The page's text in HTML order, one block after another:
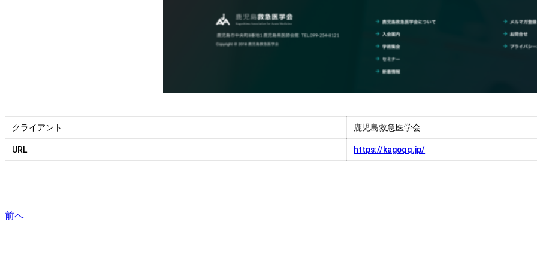
クライアント 鹿児島救急医学会
URL https://kagoqq.jp/
前へ